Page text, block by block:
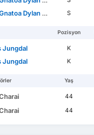
Dylan Ourega
S
Pozisyon
Jungdal K
Jungdal
K
Yaş
44
44